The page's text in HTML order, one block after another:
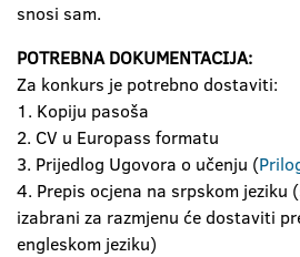
snosi sam.
POTREBNA DOKUMENTACIJA:
Za konkurs je potrebno dostaviti:
1. Kopiju pasoša
2. CV u Europass formatu
3. Prijedlog Ugovora o učenju (
4. Prepis ocjena na srpskom jeziku
izabrani za razmjenu će dostaviti
engleskom jeziku)